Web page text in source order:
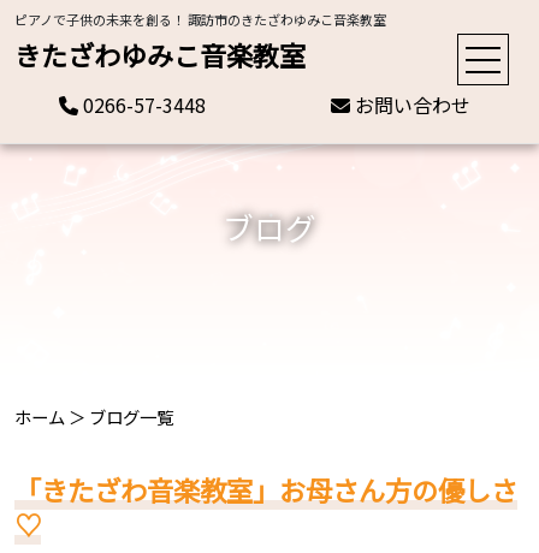
ピアノで子供の未来を創る！ 諏訪市のきたざわゆみこ音楽教室
きたざわゆみこ音楽教室
0266-57-3448 お問い合わせ
ブログ
ホーム ＞ ブログ一覧
「きたざわ音楽教室」お母さん方の優しさ
♡